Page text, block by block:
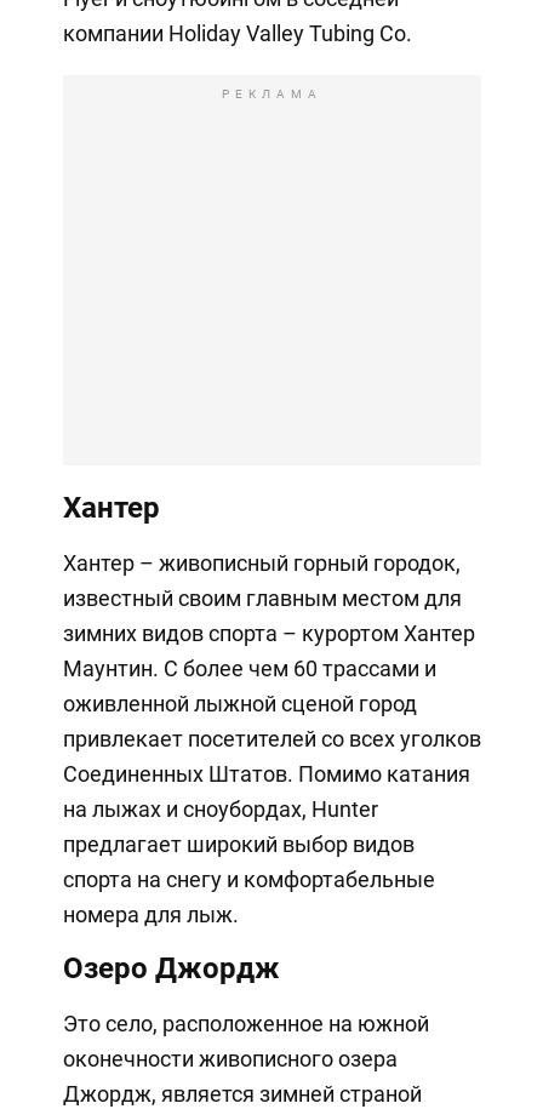
компании Holiday Valley Tubing Co.
РЕКЛАМА
Хантер
Хантер – живописный горный городок,
известный своим главным местом для
зимних видов спорта – курортом Хантер
Маунтин. С более чем 60 трассами и
оживленной лыжной сценой город
привлекает посетителей со всех уголков
Соединенных Штатов. Помимо катания
на лыжах и сноубордах, Hunter
предлагает широкий выбор видов
спорта на снегу и комфортабельные
номера для лыж.
Озеро Джордж
Это село, расположенное на южной
оконечности живописного озера
Джордж, является зимней страной